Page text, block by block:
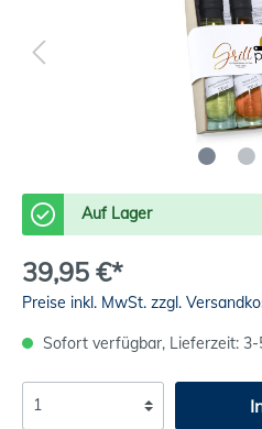
Auf Lager
39,95 €*
Preise inkl. MwSt. zzgl.
Sofort verfügbar, Lieferzeit: